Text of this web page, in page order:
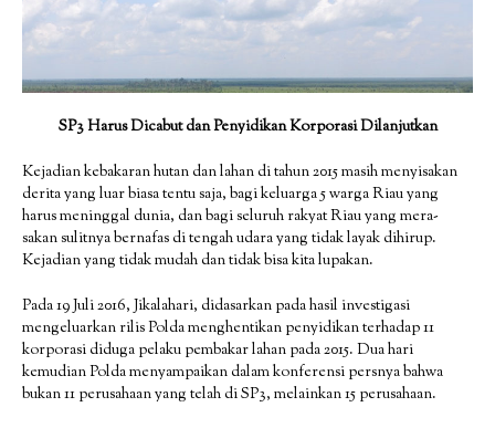
SP3 Harus Dicabut dan Penyidikan Korporasi Dilanjutkan
Kejadian kebakaran hutan dan lahan di tahun 2015 masih menyisakan
derita yang luar biasa tentu saja, bagi keluarga 5 warga Riau yang
harus meninggal dunia, dan bagi seluruh rakyat Riau yang mera-
sakan sulitnya bernafas di tengah udara yang tidak layak dihirup.
Kejadian yang tidak mudah dan tidak bisa kita lupakan.
Pada 19 Juli 2016, Jikalahari, didasarkan pada hasil investigasi
mengeluarkan rilis Polda menghentikan penyidikan terhadap 11
korporasi diduga pelaku pembakar lahan pada 2015. Dua hari
kemudian Polda menyampaikan dalam konferensi persnya bahwa
bukan 11 perusahaan yang telah di SP3, melainkan 15 perusahaan.